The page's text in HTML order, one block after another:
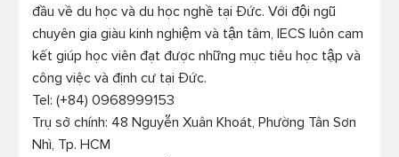
đầu về du học và du học nghề tại Đức. Với đội ngũ
chuyên gia giàu kinh nghiệm và tận tâm, IECS luôn cam
kết giúp học viên đạt được những mục tiêu học tập và
công việc và định cư tại Đức.
Tel: (+84) 0968999153
Trụ sở chính: 48 Nguyễn Xuân Khoát, Phường Tân Sơn
Nhì, Tp. HCM